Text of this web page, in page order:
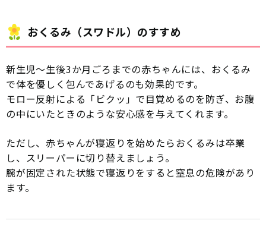
おくるみ（スワドル）のすすめ
新生児〜生後3か月ごろまでの赤ちゃんには、おくるみ
で体を優しく包んであげるのも効果的です。
モロー反射による「ビクッ」で目覚めるのを防ぎ、お腹
の中にいたときのような安心感を与えてくれます。
ただし、赤ちゃんが寝返りを始めたらおくるみは卒業
し、スリーパーに切り替えましょう。
腕が固定された状態で寝返りをすると窒息の危険があり
ます。